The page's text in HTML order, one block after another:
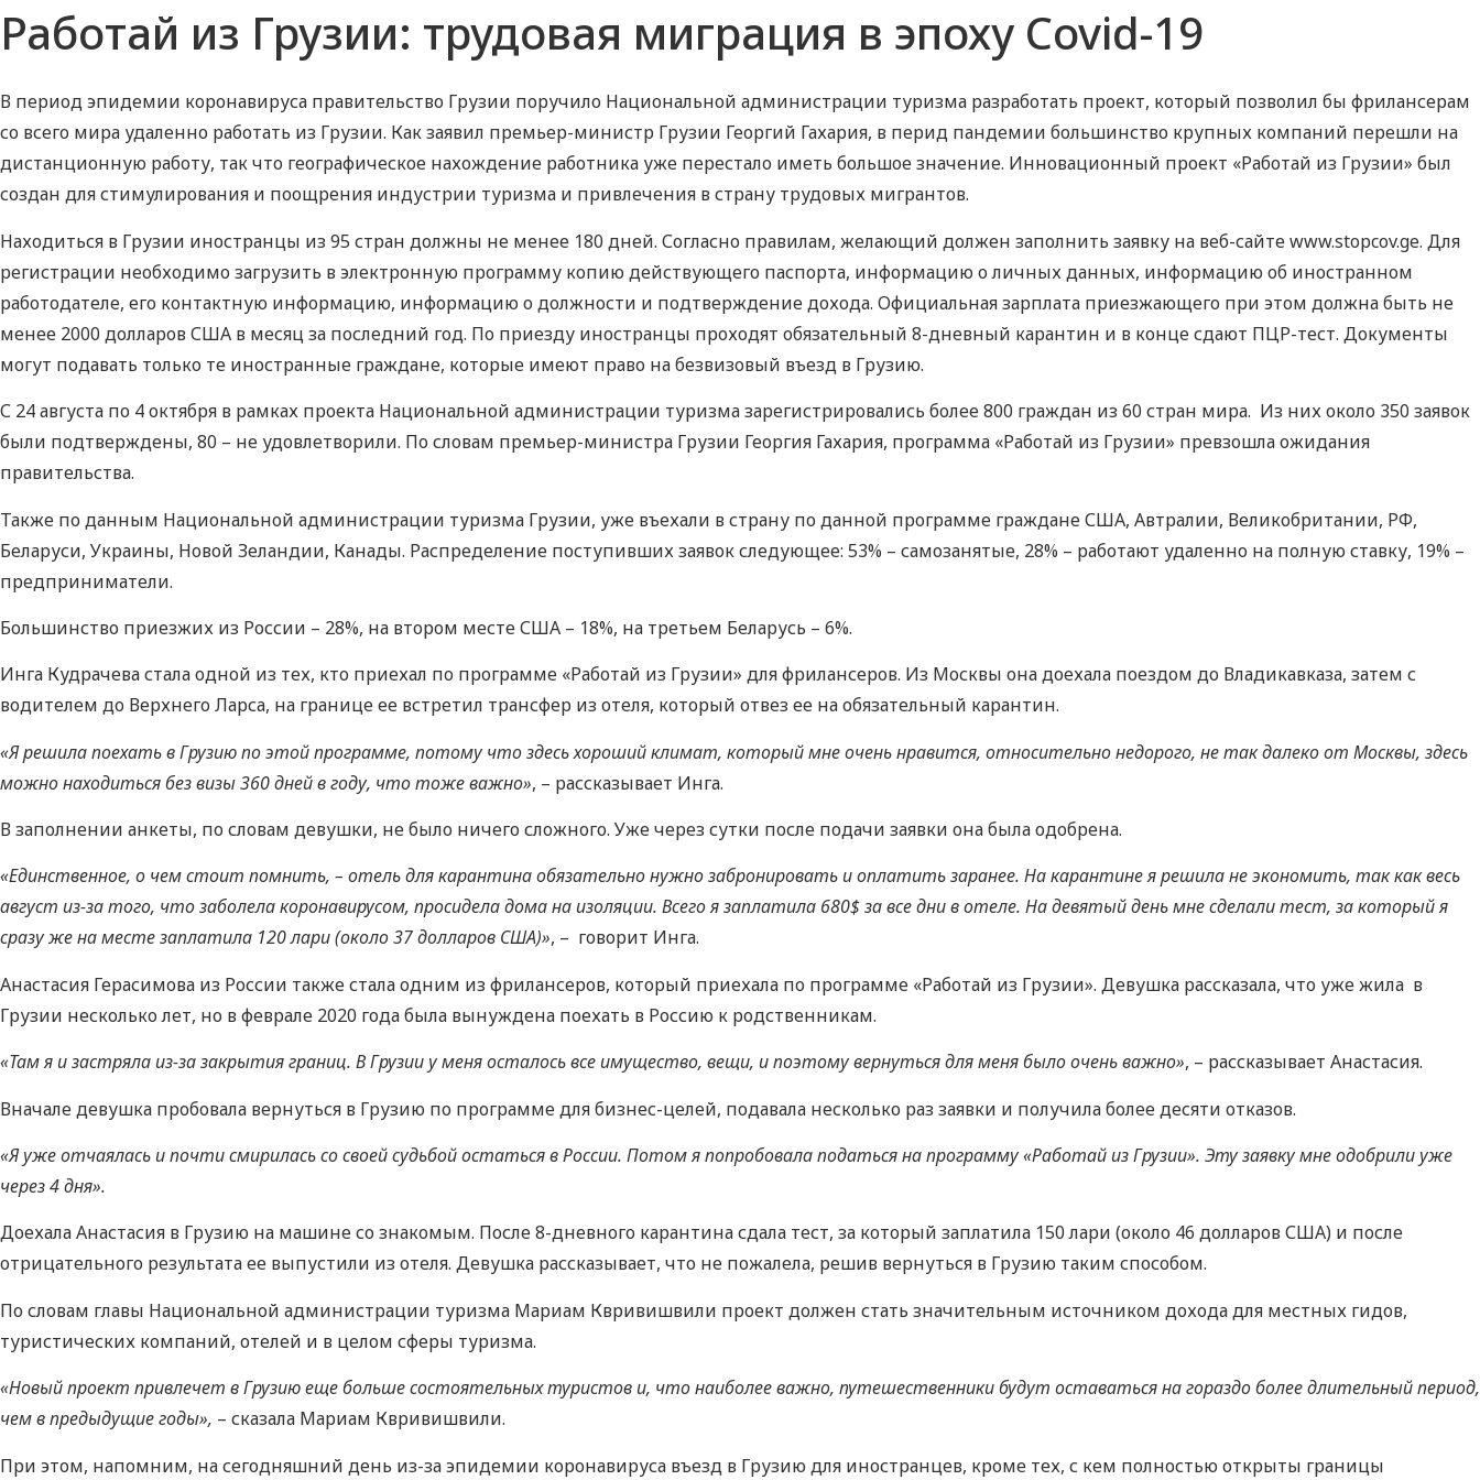
Работай из Грузии: трудовая миграция в эпоху Covid-19
В период эпидемии коронавируса правительство Грузии поручило Национальной администрации туризма разработать проект, который позволил бы фрилансерам
со всего мира удаленно работать из Грузии. Как заявил премьер-министр Грузии Георгий Гахария, в перид пандемии большинство крупных компаний перешли на
дистанционную работу, так что географическое нахождение работника уже перестало иметь большое значение. Инновационный проект «Работай из Грузии» был
создан для стимулирования и поощрения индустрии туризма и привлечения в страну трудовых мигрантов.
Находиться в Грузии иностранцы из 95 стран должны не менее 180 дней. Согласно правилам, желающий должен заполнить заявку на веб-сайте www.stopcov.ge. Для
регистрации необходимо загрузить в электронную программу копию действующего паспорта, информацию о личных данных, информацию об иностранном
работодателе, его контактную информацию, информацию о должности и подтверждение дохода. Официальная зарплата приезжающего при этом должна быть не
менее 2000 долларов США в месяц за последний год. По приезду иностранцы проходят обязательный 8-дневный карантин и в конце сдают ПЦР-тест. Документы
могут подавать только те иностранные граждане, которые имеют право на безвизовый въезд в Грузию.
С 24 августа по 4 октября в рамках проекта Национальной администрации туризма зарегистрировались более 800 граждан из 60 стран мира. Из них около 350 заявок
были подтверждены, 80 – не удовлетворили. По словам премьер-министра Грузии Георгия Гахария, программа «Работай из Грузии» превзошла ожидания
правительства.
Также по данным Национальной администрации туризма Грузии, уже въехали в страну по данной программе граждане США, Автралии, Великобритании, РФ,
Беларуси, Украины, Новой Зеландии, Канады. Распределение поступивших заявок следующее: 53% – самозанятые, 28% – работают удаленно на полную ставку, 19% –
предприниматели.
Большинство приезжих из России – 28%, на втором месте США – 18%, на третьем Беларусь – 6%.
Инга Кудрачева стала одной из тех, кто приехал по программе «Работай из Грузии» для фрилансеров. Из Москвы она доехала поездом до Владикавказа, затем с
водителем до Верхнего Ларса, на границе ее встретил трансфер из отеля, который отвез ее на обязательный карантин.
«Я решила поехать в Грузию по этой программе, потому что здесь хороший климат, который мне очень нравится, относительно недорого, не так далеко от Москвы, здесь
можно находиться без визы 360 дней в году, что тоже важно», – рассказывает Инга.
В заполнении анкеты, по словам девушки, не было ничего сложного. Уже через сутки после подачи заявки она была одобрена.
«Единственное, о чем стоит помнить, – отель для карантина обязательно нужно забронировать и оплатить заранее. На карантине я решила не экономить, так как весь
август из-за того, что заболела коронавирусом, просидела дома на изоляции. Всего я заплатила 680$ за все дни в отеле. На девятый день мне сделали тест, за который я
сразу же на месте заплатила 120 лари (около 37 долларов США)», – говорит Инга.
Анастасия Герасимова из России также стала одним из фрилансеров, который приехала по программе «Работай из Грузии». Девушка рассказала, что уже жила в
Грузии несколько лет, но в феврале 2020 года была вынуждена поехать в Россию к родственникам.
«Там я и застряла из-за закрытия границ. В Грузии у меня осталось все имущество, вещи, и поэтому вернуться для меня было очень важно», – рассказывает Анастасия.
Вначале девушка пробовала вернуться в Грузию по программе для бизнес-целей, подавала несколько раз заявки и получила более десяти отказов.
«Я уже отчаялась и почти смирилась со своей судьбой остаться в России. Потом я попробовала податься на программу «Работай из Грузии». Эту заявку мне одобрили уже
через 4 дня».
Доехала Анастасия в Грузию на машине со знакомым. После 8-дневного карантина сдала тест, за который заплатила 150 лари (около 46 долларов США) и после
отрицательного результата ее выпустили из отеля. Девушка рассказывает, что не пожалела, решив вернуться в Грузию таким способом.
По словам главы Национальной администрации туризма Мариам Квривишвили проект должен стать значительным источником дохода для местных гидов,
туристических компаний, отелей и в целом сферы туризма.
«Новый проект привлечет в Грузию еще больше состоятельных туристов и, что наиболее важно, путешественники будут оставаться на гораздо более длительный период,
чем в предыдущие годы», – сказала Мариам Квривишвили.
При этом, напомним, на сегодняшний день из-за эпидемии коронавируса въезд в Грузию для иностранцев, кроме тех, с кем полностью открыты границы